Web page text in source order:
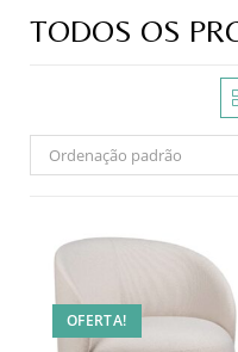
TODOS OS
Ordenação padrão
OFERTA!